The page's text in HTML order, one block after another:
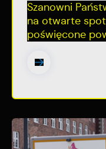
Szanowni
na otwarte
poświęcone